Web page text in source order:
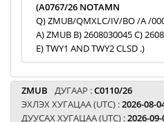
(A0767/26 NOTAMN
Q) ZMUB/QMXLC/IV/BO /A /
A) ZMUB B) 2608030045 C)
E) TWY1 AND TWY2 CLSD .)
ZMUB ДУГААР :C0110/26
ЭХЛЭХ ХУГАЦАА (UTC) :2026-08-
ДУУСАХ ХУГАЦАА (UTC) :2026-09-